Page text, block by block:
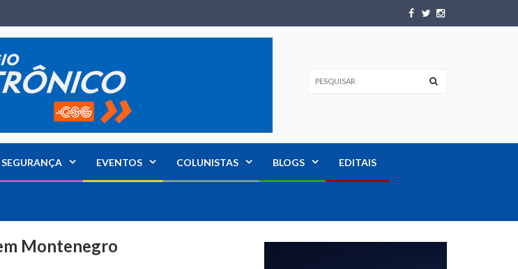
SEGURANÇA EVENTOS COLUNISTAS BLOGS EDITAIS
Montenegro